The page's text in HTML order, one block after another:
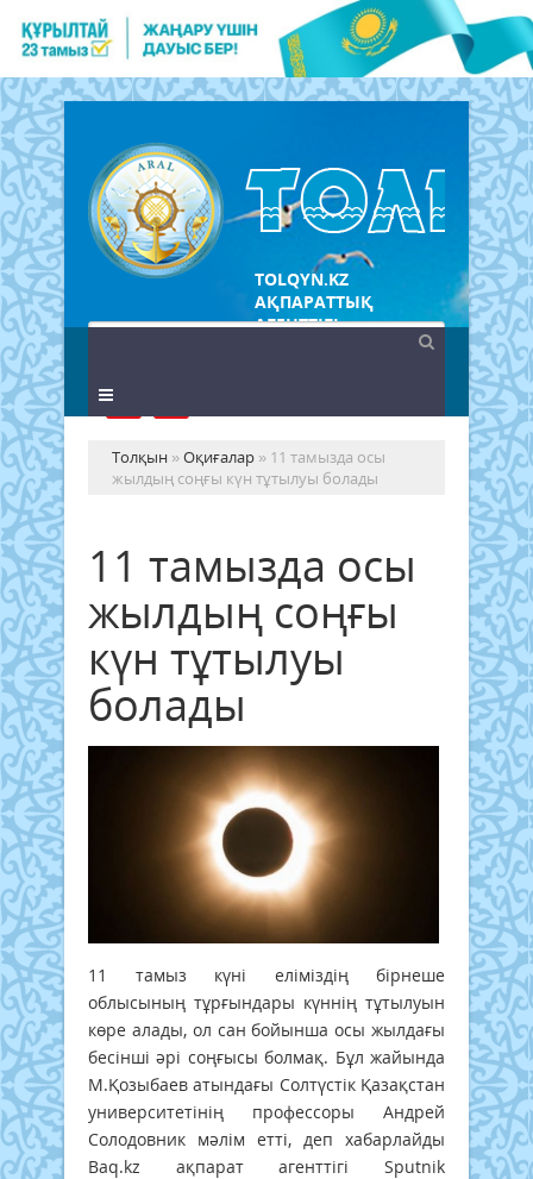
TOLQYN.KZ
АҚПАРАТТЫҚ
АГЕНТТІГІ
Толқын »Оқиғалар » 11 тамызда осы
жылдың соңғы күн тұтылуы болады
11 тамызда осы
жылдың соңғы
күн тұтылуы
болады
11 тамыз күні еліміздің бірнеше
облысының тұрғындары күннің тұтылуын
көре алады, ол сан бойынша осы жылдағы
бесінші әрі соңғысы болмақ. Бұл жайында
М.Қозыбаев атындағы Солтүстік Қазақстан
университетінің профессоры Андрей
Солодовник мәлім етті, деп хабарлайды
Baq.kz ақпарат агенттігі Sputnik